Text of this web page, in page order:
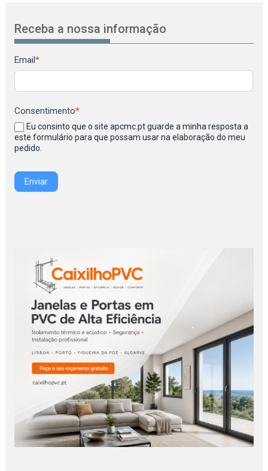
Receba a nossa informação
Newsletter
Email*
Consentimento*
Eu consinto que o site apcmc.pt guarde a minha resposta a
este formulário para que possam usar na elaboração do meu
pedido.
Enviar